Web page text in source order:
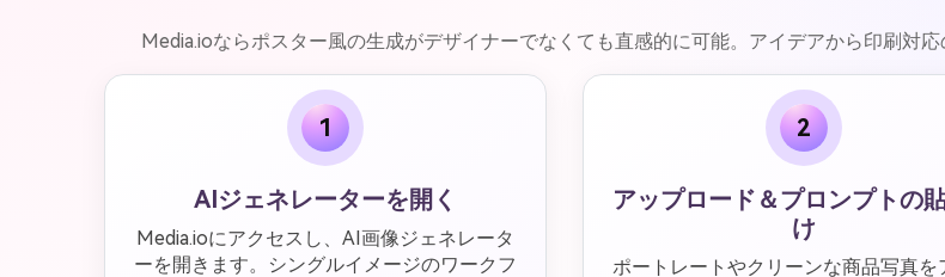
Media.ioならポスター風の生成がデザイナーでなくても直感的に可能。アイデアから印刷対
1
AIジェネレーターを開く
Media.ioにアクセスし、AI画像ジェネレータ
ーを開きます。シングルイメージのワークフ
2
アップロード＆プロンプトの
け
ポートレートやクリーンな商品写真を